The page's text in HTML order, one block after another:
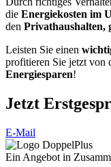
die Energiekosten im
den Privathaushalten,
Leisten Sie einen
profitieren Sie jetzt von
Energiesparen!
Jetzt
E-Mail
Ein Angebot in